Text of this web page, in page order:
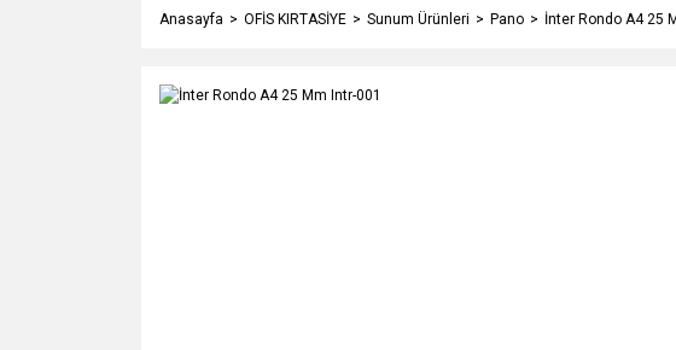
Anasayfa OFİS KIRTASİYE Sunum Ürünleri Pano İnter Rondo A4 25